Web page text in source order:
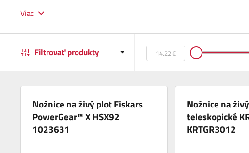
Viac
Filtrovať produkty
Nožnice na živý plot Fiskars
PowerGear™ X HSX92
1023631
Nožnice na
teleskopické
KRTGR3012